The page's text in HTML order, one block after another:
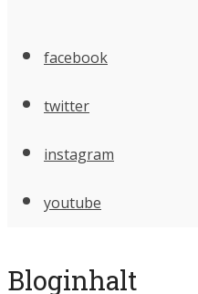
facebook
twitter
instagram
youtube
Bloginhalt